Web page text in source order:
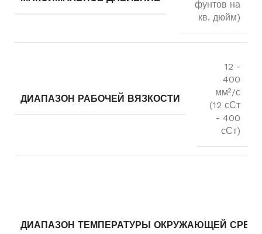
фунтов на
кв. дюйм)
ДИАПАЗОН РАБОЧЕЙ ВЯЗКОСТИ
12 -
400
мм²/с
(12 сСт
- 400
сСт)
ДИАПАЗОН ТЕМПЕРАТУРЫ ОКРУЖАЮЩЕЙ